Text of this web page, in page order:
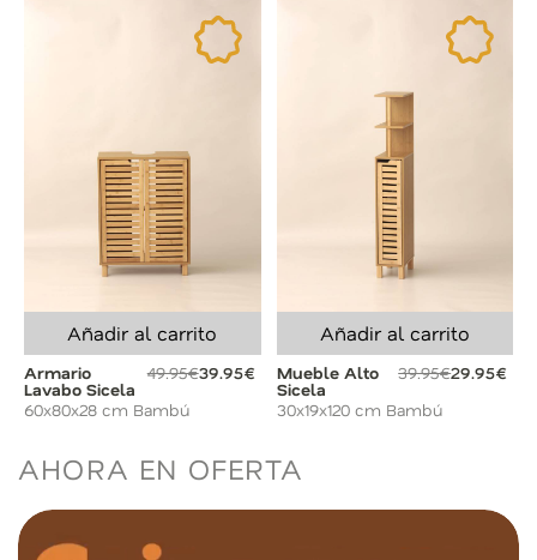
Añadir al carrito
Armario
Lavabo Sicela
49.95€39.95€
60x80x28 cm Bambú
Añadir al carrito
Mueble Alto
Sicela
39.95€29.95€
30x19x120 cm Bambú
AHORA EN OFERTA